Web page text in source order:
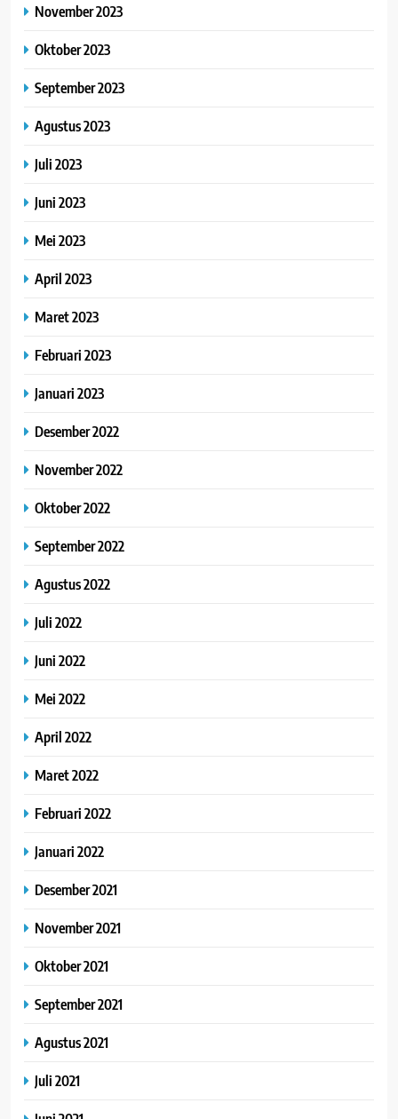
November 2023
Oktober 2023
September 2023
Agustus 2023
Juli 2023
Juni 2023
Mei 2023
April 2023
Maret 2023
Februari 2023
Januari 2023
Desember 2022
November 2022
Oktober 2022
September 2022
Agustus 2022
Juli 2022
Juni 2022
Mei 2022
April 2022
Maret 2022
Februari 2022
Januari 2022
Desember 2021
November 2021
Oktober 2021
September 2021
Agustus 2021
Juli 2021